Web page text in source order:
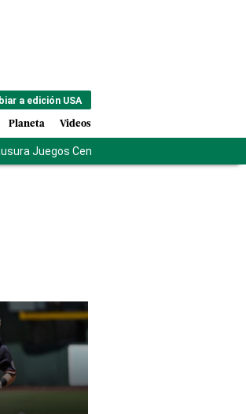
a edición USA
Planeta Videos
Juegos Centroamericanos